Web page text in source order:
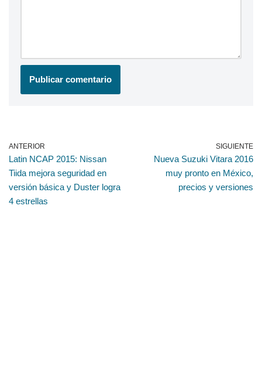
ANTERIOR
Latin NCAP 2015: Nissan
Tiida mejora seguridad en
versión básica y Duster logra
4 estrellas
SIGUIENTE
Nueva Suzuki Vitara 2016
muy pronto en México,
precios y versiones